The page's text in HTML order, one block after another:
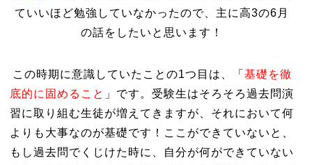
ていいほど勉強していなかったので、主に高3の6月
の話をしたいと思います！
この時期に意識していたことの1つ目は、「 基礎を徹
底的に固めること 」です。受験生はそろそろ過去問演
習に取り組む生徒が増えてきますが、それにおいて何
よりも大事なのが基礎です！ここができていないと、
もし過去問でくじけた時に、自分が何ができていない